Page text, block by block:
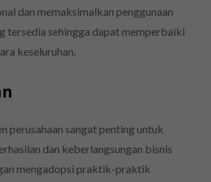
dan memaksimalkan penggunaan
tersedia sehingga dapat memperbaiki
keseluruhan.
perusahaan sangat penting untuk
dan keberlangsungan bisnis
mengadopsi praktik-praktik